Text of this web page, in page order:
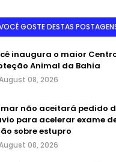
GOSTE DESTAS
inaugura o maior
Animal da Bahia
08, 2026
não aceitará pedido
para acelerar exame
sobre estupro
08, 2026